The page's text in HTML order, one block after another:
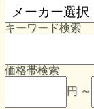
キーワード検索
価格帯検索
円 ～